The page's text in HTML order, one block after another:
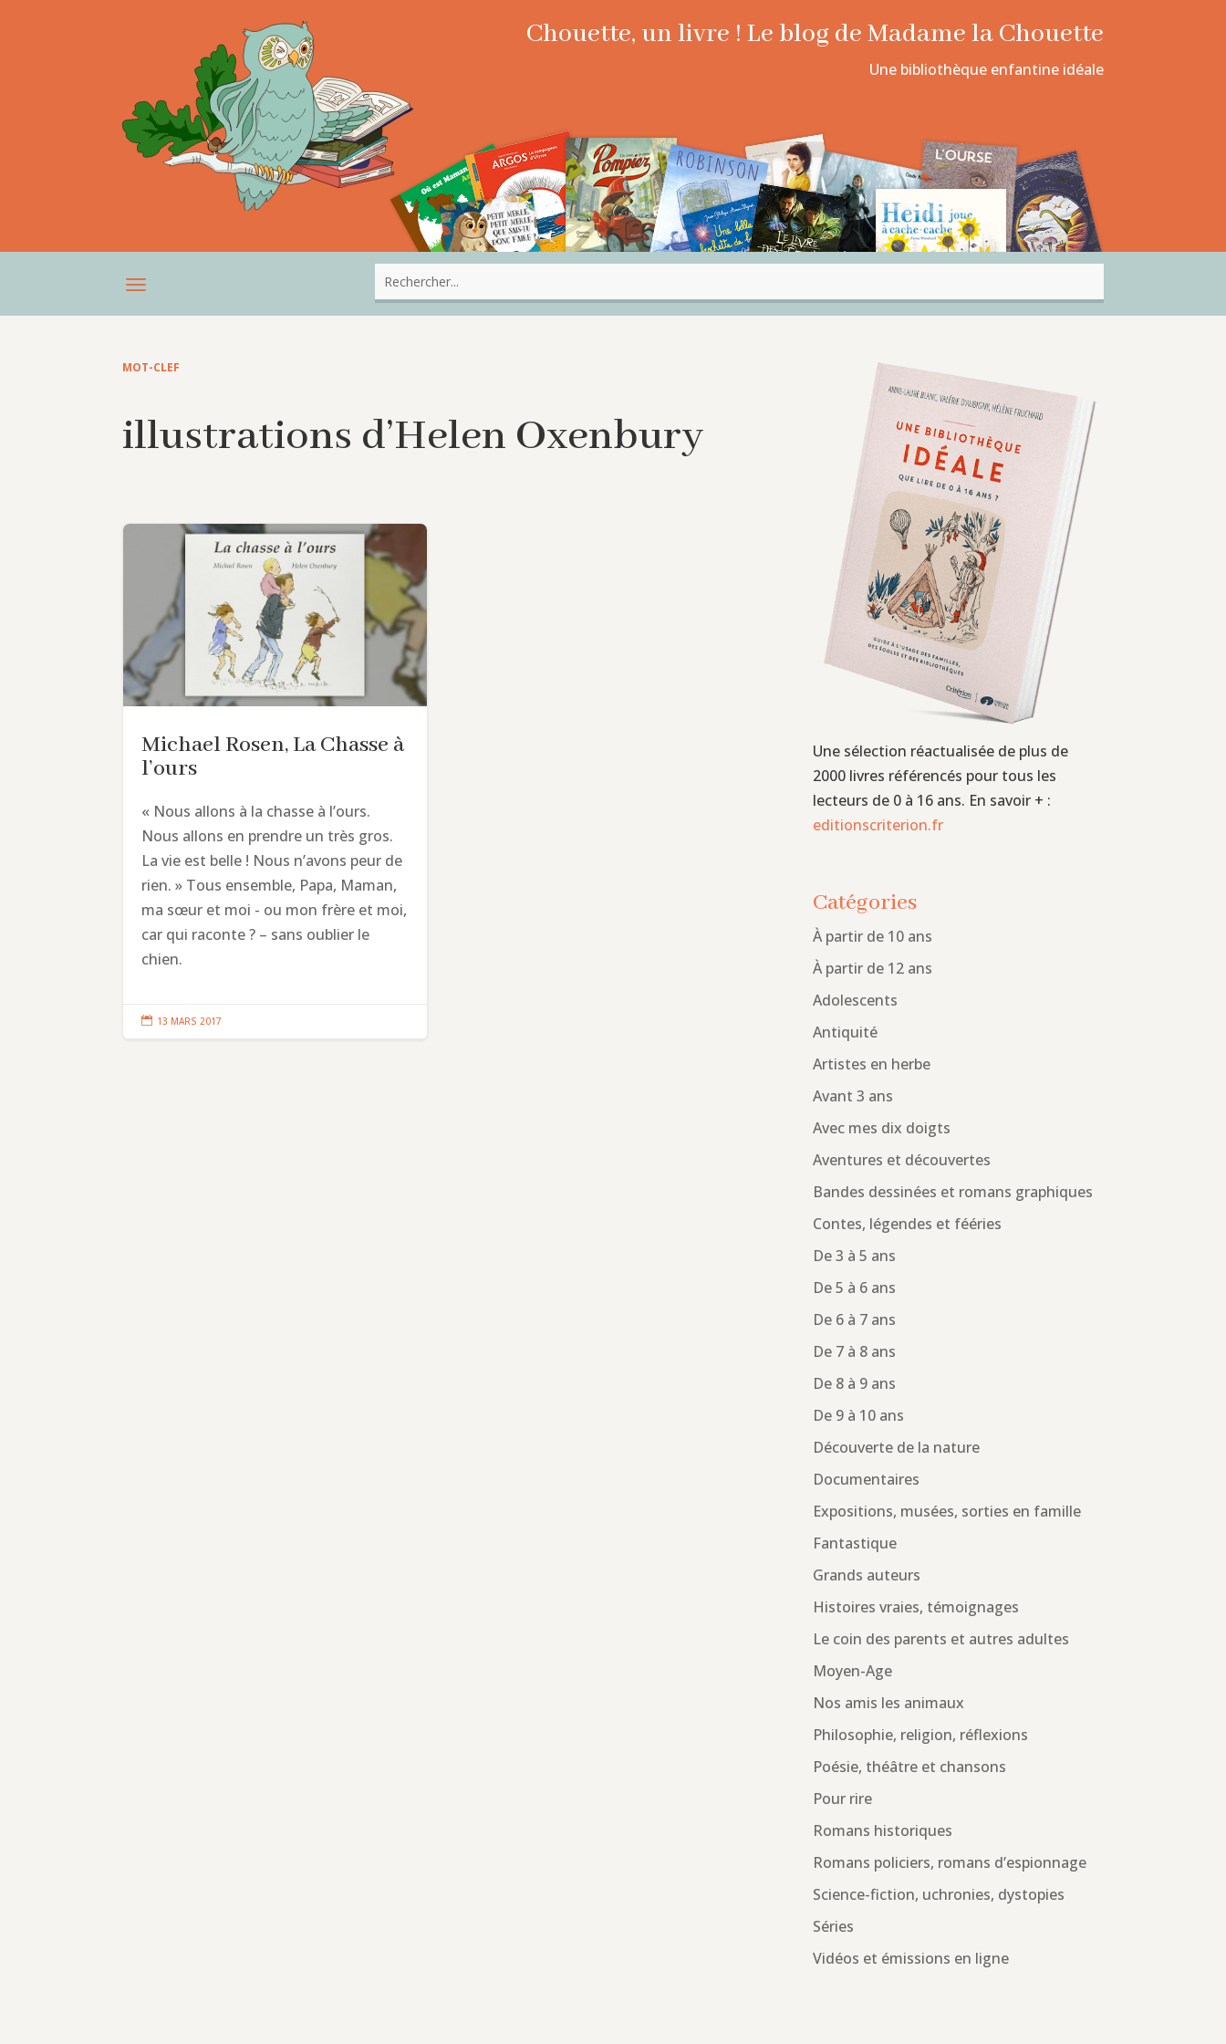
Chouette, un livre ! Le blog de Madame la Chouette
Une bibliothèque enfantine idéale
MOT-CLEF
illustrations d’Helen Oxenbury
Michael Rosen, La Chasse à
l’ours
« Nous allons à la chasse à l’ours.
Nous allons en prendre un très gros.
La vie est belle ! Nous n’avons peur de
rien. » Tous ensemble, Papa, Maman,
ma sœur et moi - ou mon frère et moi,
car qui raconte ? – sans oublier le
chien.
 13 MARS 2017
Une sélection réactualisée de plus de
2000 livres référencés pour tous les
lecteurs de 0 à 16 ans. En savoir + :
editionscriterion.fr
Catégories
À partir de 10 ans
À partir de 12 ans
Adolescents
Antiquité
Artistes en herbe
Avant 3 ans
Avec mes dix doigts
Aventures et découvertes
Bandes dessinées et romans graphiques
Contes, légendes et fééries
De 3 à 5 ans
De 5 à 6 ans
De 6 à 7 ans
De 7 à 8 ans
De 8 à 9 ans
De 9 à 10 ans
Découverte de la nature
Documentaires
Expositions, musées, sorties en famille
Fantastique
Grands auteurs
Histoires vraies, témoignages
Le coin des parents et autres adultes
Moyen-Age
Nos amis les animaux
Philosophie, religion, réflexions
Poésie, théâtre et chansons
Pour rire
Romans historiques
Romans policiers, romans d’espionnage
Science-fiction, uchronies, dystopies
Séries
Vidéos et émissions en ligne